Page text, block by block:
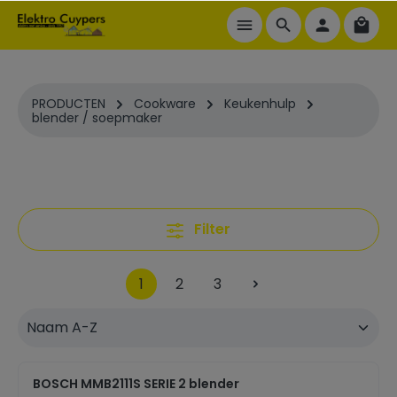
PRODUCTEN Cookware
Keukenhulp
blender / soepmaker
Filter
1 2 3
BOSCH MMB2111S SERIE 2 blender